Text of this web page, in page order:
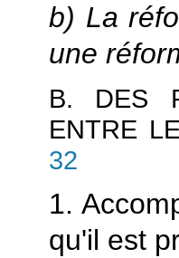
b) La
une
B. DES
ENTRE
32
1.
qu'il est